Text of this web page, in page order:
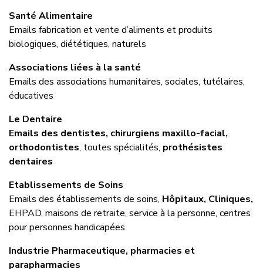
Santé Alimentaire
Emails fabrication et vente d’aliments et produits
biologiques, diététiques, naturels
Associations liées à la santé
Emails des associations humanitaires, sociales, tutélaires,
éducatives
Le Dentaire
Emails des dentistes, chirurgiens maxillo-facial,
orthodontistes, toutes spécialités, prothésistes
dentaires
Etablissements de Soins
Emails des établissements de soins, Hôpitaux, Cliniques,
EHPAD, maisons de retraite, service à la personne, centres
pour personnes handicapées
Industrie Pharmaceutique, pharmacies et
parapharmacies